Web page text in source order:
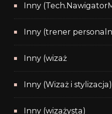
Inny
Inny (trener
Inny (wizaż
Inny (Wizaż i stylizacja)
Inny (wizażysta)